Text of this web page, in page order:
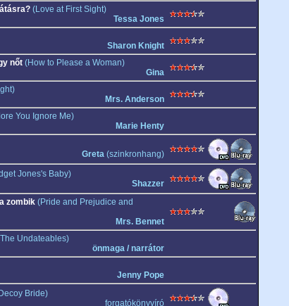
(Love at First Sight)
Tessa Jones
Sharon Knight
nőt(How to Please a Woman)
Gina
Mrs. Anderson
You Ignore Me)
Marie Henty
Greta(szinkronhang)
Jones's Baby)
Shazzer
zombik(Pride and Prejudice and
Mrs. Bennet
Undateables)
önmaga / narrátor
Jenny Pope
Bride)
forgatókönyvíró